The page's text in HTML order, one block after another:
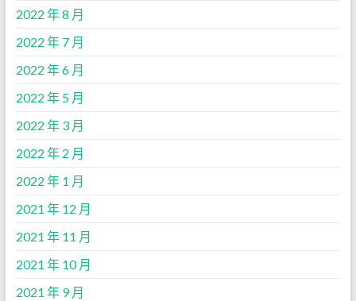
2022 年 8 月
2022 年 7 月
2022 年 6 月
2022 年 5 月
2022 年 3 月
2022 年 2 月
2022 年 1 月
2021 年 12 月
2021 年 11 月
2021 年 10 月
2021 年 9 月